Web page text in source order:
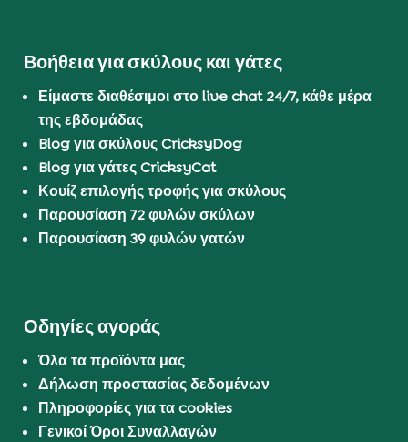
Βοήθεια για σκύλους και γάτες
Είμαστε διαθέσιμοι στο live chat 24/7, κάθε μέρα
της εβδομάδας
Blog για σκύλους CricksyDog
Blog για γάτες CricksyCat
Κουίζ επιλογής τροφής για σκύλους
Παρουσίαση 72 φυλών σκύλων
Παρουσίαση 39 φυλών γατών
Οδηγίες αγοράς
Όλα τα προϊόντα μας
Δήλωση προστασίας δεδομένων
Πληροφορίες για τα cookies
Γενικοί Όροι Συναλλαγών